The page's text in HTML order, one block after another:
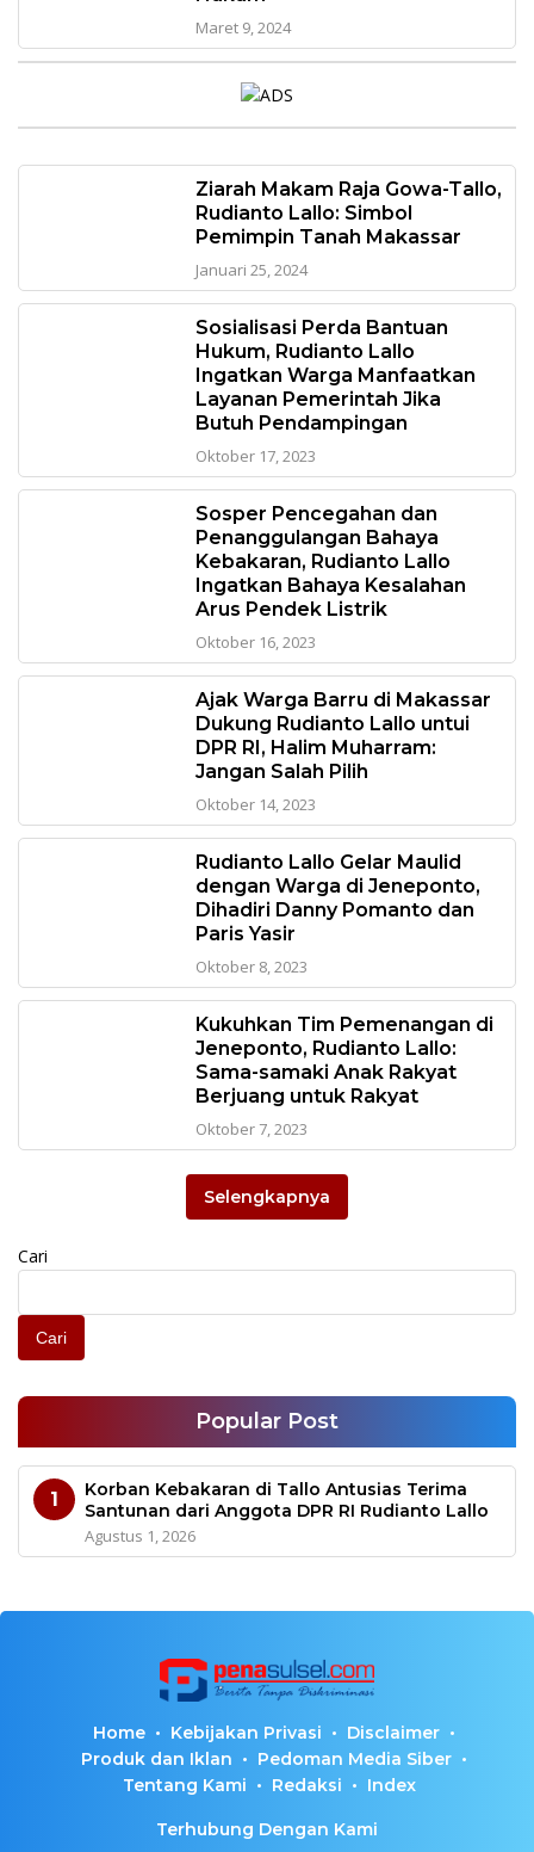
Maret 9, 2024
Ziarah Makam Raja Gowa-Tallo,
Rudianto Lallo: Simbol
Pemimpin Tanah Makassar
Januari 25, 2024
Sosialisasi Perda Bantuan
Hukum, Rudianto Lallo
Ingatkan Warga Manfaatkan
Layanan Pemerintah Jika
Butuh Pendampingan
Oktober 17, 2023
Sosper Pencegahan dan
Penanggulangan Bahaya
Kebakaran, Rudianto Lallo
Ingatkan Bahaya Kesalahan
Arus Pendek Listrik
Oktober 16, 2023
Ajak Warga Barru di Makassar
Dukung Rudianto Lallo untui
DPR RI, Halim Muharram:
Jangan Salah Pilih
Oktober 14, 2023
Rudianto Lallo Gelar Maulid
dengan Warga di Jeneponto,
Dihadiri Danny Pomanto dan
Paris Yasir
Oktober 8, 2023
Kukuhkan Tim Pemenangan di
Jeneponto, Rudianto Lallo:
Sama-samaki Anak Rakyat
Berjuang untuk Rakyat
Oktober 7, 2023
Selengkapnya
Cari
Cari
Popular Post
1
Korban Kebakaran di Tallo Antusias Terima
Santunan dari Anggota DPR RI Rudianto Lallo
Agustus 1, 2026
Home Kebijakan Privasi
Disclaimer
Produk dan Iklan
Pedoman Media Siber
Tentang Kami
Redaksi Index
Terhubung Dengan Kami